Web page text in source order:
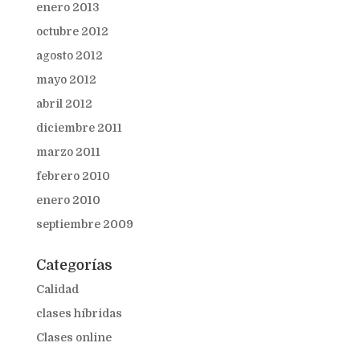
enero 2013
octubre 2012
agosto 2012
mayo 2012
abril 2012
diciembre 2011
marzo 2011
febrero 2010
enero 2010
septiembre 2009
Categorías
Calidad
clases híbridas
Clases online